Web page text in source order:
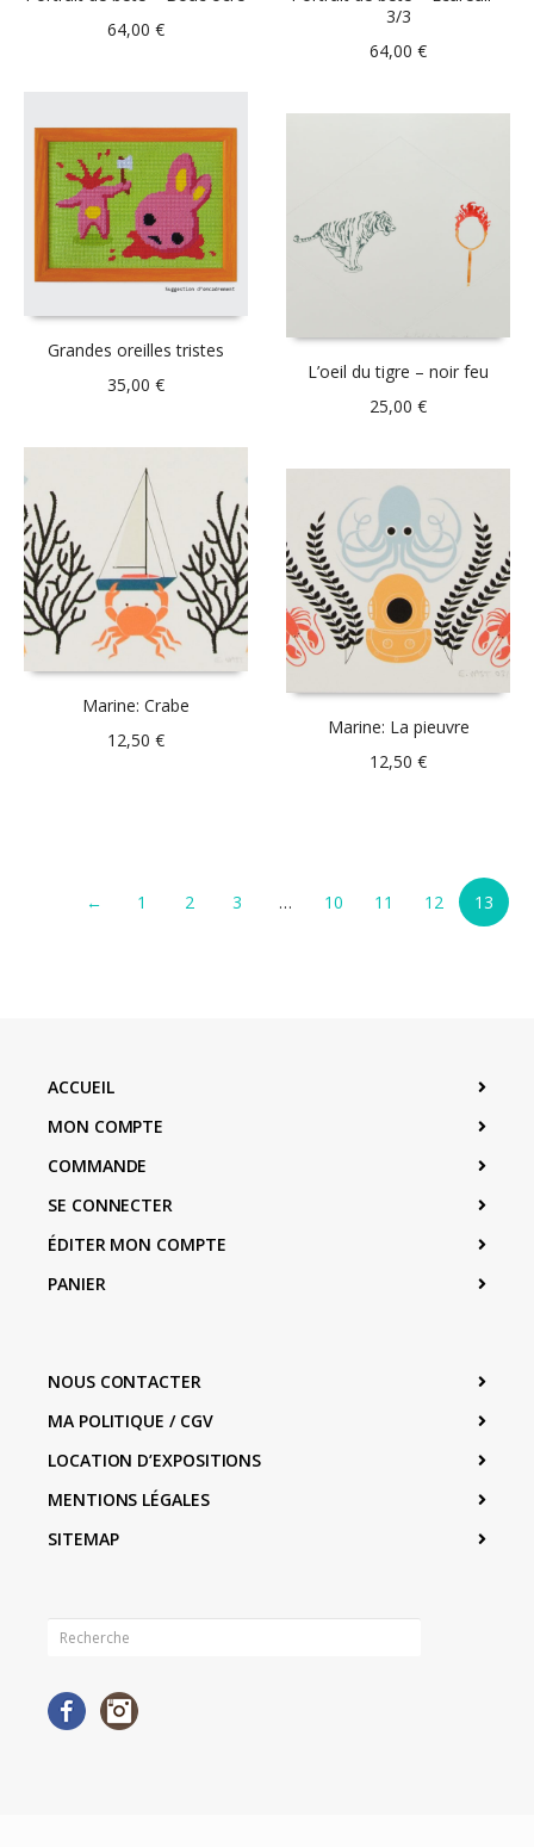
64,00 €
3/3
64,00€
Grandes oreilles tristes
35,00 €
L’oeil du tigre – noir feu
25,00€
Marine: Crabe
12,50 €
Marine: La pieuvre
12,50€
← 1 2 3 … 10 11 12 13
ACCUEIL
MON COMPTE
COMMANDE
SE CONNECTER
ÉDITER MON COMPTE
PANIER
NOUS CONTACTER
MA POLITIQUE / CGV
LOCATION D’EXPOSITIONS
MENTIONS LÉGALES
SITEMAP
Facebook